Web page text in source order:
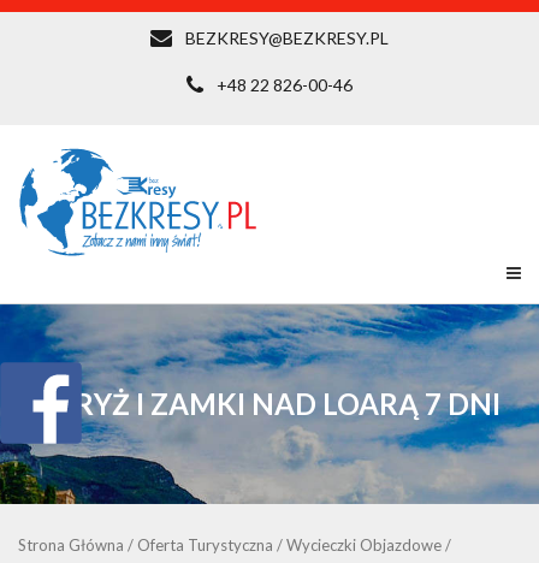
BEZKRESY@BEZKRESY.PL
+48 22 826-00-46
PARYŻ I ZAMKI NAD LOARĄ 7 DNI
Strona Główna / Oferta Turystyczna /Wycieczki Objazdowe/